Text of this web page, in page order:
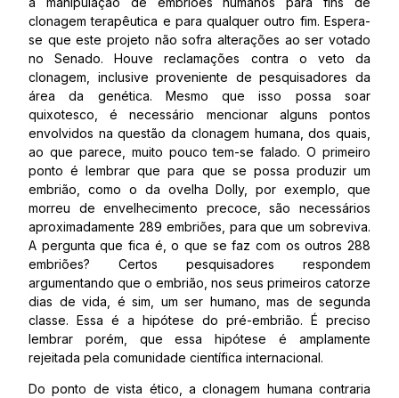
clonagem terapêutica e para qualquer outro fim. Espera-
se que este projeto não sofra alterações ao ser votado
no Senado. Houve reclamações contra o veto da
clonagem, inclusive proveniente de pesquisadores da
área da genética. Mesmo que isso possa soar
quixotesco, é necessário mencionar alguns pontos
envolvidos na questão da clonagem humana, dos quais,
ao que parece, muito pouco tem-se falado. O primeiro
ponto é lembrar que para que se possa produzir um
embrião, como o da ovelha Dolly, por exemplo, que
morreu de envelhecimento precoce, são necessários
aproximadamente 289 embriões, para que um sobreviva.
A pergunta que fica é, o que se faz com os outros 288
embriões? Certos pesquisadores respondem
argumentando que o embrião, nos seus primeiros catorze
dias de vida, é sim, um ser humano, mas de segunda
classe. Essa é a hipótese do pré-embrião. É preciso
lembrar porém, que essa hipótese é amplamente
rejeitada pela comunidade científica internacional.
Do ponto de vista ético, a clonagem humana contraria